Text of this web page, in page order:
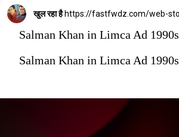
खुल रहा है
Salman Khan in Limca Ad 1990s
Salman Khan in Limca Ad 1990s